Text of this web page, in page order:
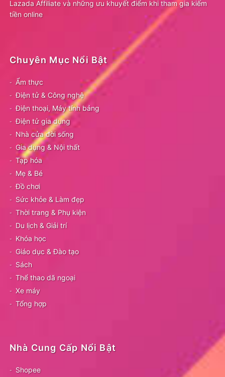
Lazada Affiliate và những ưu khuyết điểm khi tham gia kiếm
tiền online
Chuyên Mục Nổi Bật
Ẩm thực
Điện tử & Công nghệ
Điện thoại, Máy tính bảng
Điện tử gia dụng
Nhà cửa đời sống
Gia dụng & Nội thất
Tạp hóa
Mẹ & Bé
Đồ chơi
Sức khỏe & Làm đẹp
Thời trang & Phụ kiện
Du lịch & Giải trí
Khóa học
Giáo dục & Đào tạo
Sách
Thể thao dã ngoại
Xe máy
Tổng hợp
Nhà Cung Cấp Nổi Bật
Shopee